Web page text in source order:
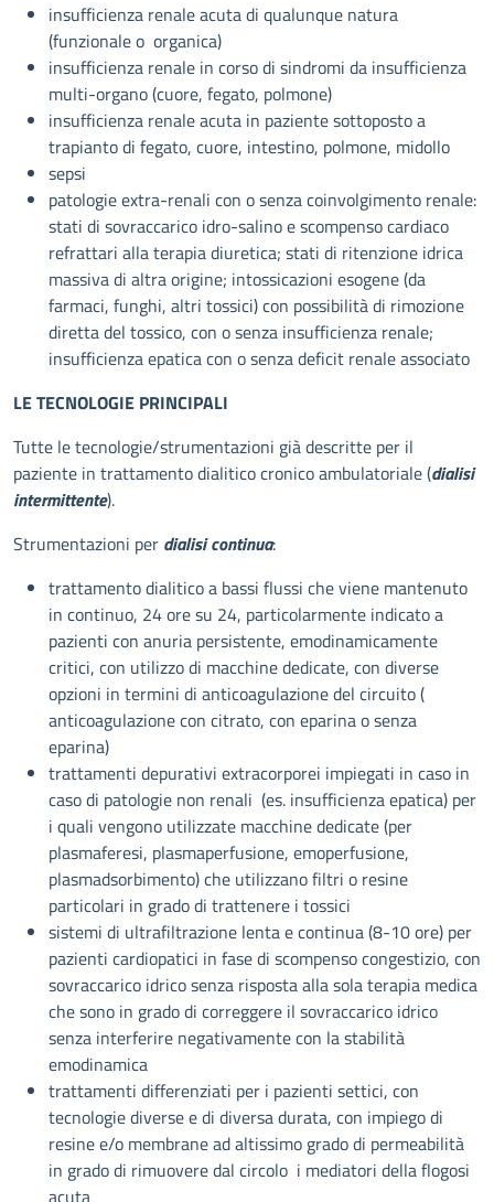
insufficienza renale acuta di qualunque natura
(funzionale o organica)
insufficienza renale in corso di sindromi da insufficienza
multi-organo (cuore, fegato, polmone)
insufficienza renale acuta in paziente sottoposto a
trapianto di fegato, cuore, intestino, polmone, midollo
sepsi
patologie extra-renali con o senza coinvolgimento renale:
stati di sovraccarico idro-salino e scompenso cardiaco
refrattari alla terapia diuretica; stati di ritenzione idrica
massiva di altra origine; intossicazioni esogene (da
farmaci, funghi, altri tossici) con possibilità di rimozione
diretta del tossico, con o senza insufficienza renale;
insufficienza epatica con o senza deficit renale associato
LE TECNOLOGIE PRINCIPALI
Tutte le tecnologie/strumentazioni già descritte per il
paziente in trattamento dialitico cronico ambulatoriale (dialisi
intermittente).
Strumentazioni per dialisi continua:
trattamento dialitico a bassi flussi che viene mantenuto
in continuo, 24 ore su 24, particolarmente indicato a
pazienti con anuria persistente, emodinamicamente
critici, con utilizzo di macchine dedicate, con diverse
opzioni in termini di anticoagulazione del circuito (
anticoagulazione con citrato, con eparina o senza
eparina)
trattamenti depurativi extracorporei impiegati in caso in
caso di patologie non renali (es. insufficienza epatica) per
i quali vengono utilizzate macchine dedicate (per
plasmaferesi, plasmaperfusione, emoperfusione,
plasmadsorbimento) che utilizzano filtri o resine
particolari in grado di trattenere i tossici
sistemi di ultrafiltrazione lenta e continua (8-10 ore) per
pazienti cardiopatici in fase di scompenso congestizio, con
sovraccarico idrico senza risposta alla sola terapia medica
che sono in grado di correggere il sovraccarico idrico
senza interferire negativamente con la stabilità
emodinamica
trattamenti differenziati per i pazienti settici, con
tecnologie diverse e di diversa durata, con impiego di
resine e/o membrane ad altissimo grado di permeabilità
in grado di rimuovere dal circolo i mediatori della flogosi
acuta